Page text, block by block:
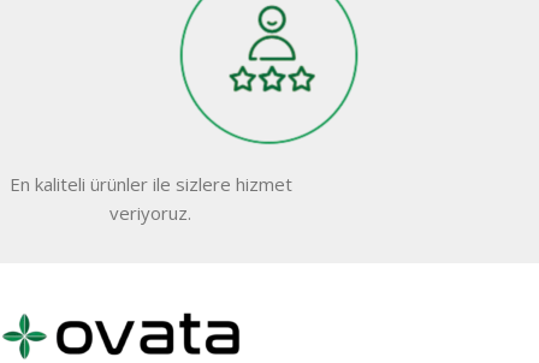
En kaliteli ürünler ile sizlere hizmet
veriyoruz.